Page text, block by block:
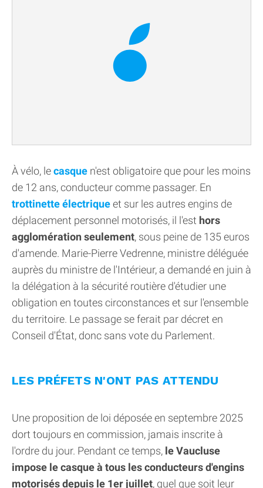
À vélo, lecasque n'est obligatoire que pour les moins
de 12 ans, conducteur comme passager. En
trottinette électriqueet sur les autres engins de
déplacement personnel motorisés, il l'est hors
agglomération seulement, sous peine de 135 euros
d'amende. Marie-Pierre Vedrenne, ministre déléguée
auprès du ministre de l'Intérieur, a demandé en juin à
la délégation à la sécurité routière d'étudier une
obligation en toutes circonstances et sur l'ensemble
du territoire. Le passage se ferait par décret en
Conseil d'État, donc sans vote du Parlement.
LES PRÉFETS N'ONT PAS ATTENDU
Une proposition de loi déposée en septembre 2025
dort toujours en commission, jamais inscrite à
l'ordre du jour. Pendant ce temps, le Vaucluse
impose le casque à tous les conducteurs d'engins
motorisés depuis le 1er juillet, quel que soit leur